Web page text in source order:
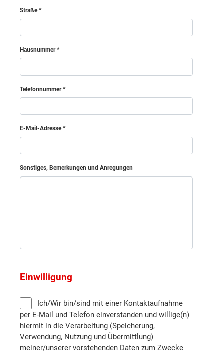
Straße
Hausnummer
Telefonnummer
E-Mail-Adresse
Sonstiges, Bemerkungen und Anregungen
Einwilligung
per E-Mail und Telefon einverstanden und willige(n)
hiermit in die Verarbeitung (Speicherung,
Verwendung, Nutzung und Übermittlung)
meiner/unserer vorstehenden Daten zum Zwecke